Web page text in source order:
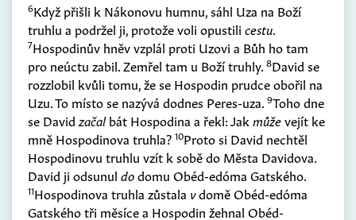
6Když přišli k Nákonovu humnu, sáhl Uza na Boží
truhlu a podržel ji, protože voli opustili cestu.
7Hospodinův hněv vzplál proti Uzovi a Bůh ho tam
pro neúctu zabil. Zemřel tam u Boží truhly. 8David se
rozzlobil kvůli tomu, že se Hospodin prudce obořil na
Uzu. To místo se nazývá dodnes Peres-uza. 9Toho dne
se David začalbát Hospodina a řekl: Jak můževejít ke
mně Hospodinova truhla? 10Proto si David nechtěl
Hospodinovu truhlu vzít k sobě do Města Davidova.
David ji odsunul dodomu Obéd-edóma Gatského.
11Hospodinova truhla zůstala vdomě Obéd-edóma
Gatského tři měsíce a Hospodin žehnal Obéd-